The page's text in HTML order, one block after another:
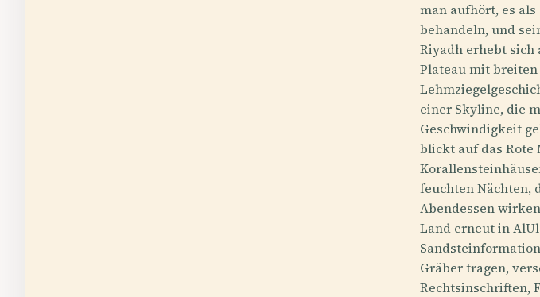
man aufhört, es
behandeln, und
Riyadh erhebt sich
Plateau mit
einer Skyline, die
Geschwindigkeit
blickt auf das Rote
feuchten Nächten,
Abendessen
Land erneut in
Gräber tragen,
Rechtsinschriften,